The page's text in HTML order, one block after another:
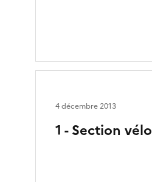
1 - Section vélo
4 décembre 2013